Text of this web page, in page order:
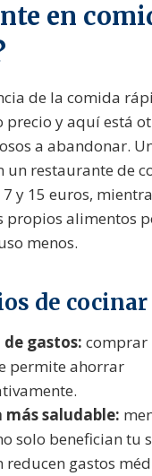
en
de la comida
precio y aquí está
a abandonar.
un restaurante de
y 15 euros,
propios alimentos
menos.
de cocinar
gastos: comprar
permite ahorrar
más saludable:
solo benefician tu
gastos